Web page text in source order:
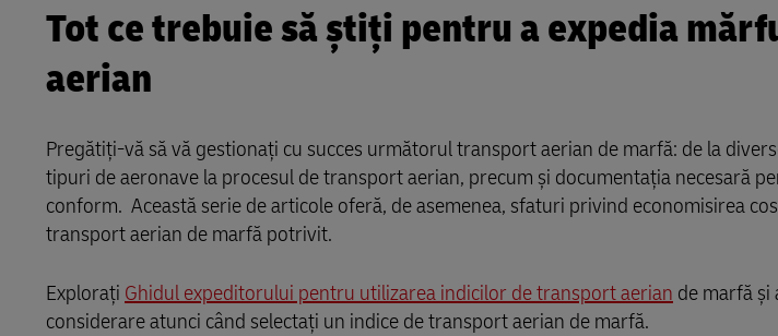
Tot ce trebuie să știți pentru a expedia
aerian
Pregătiți-vă să vă gestionați cu succes următorul transport aerian de marfă: de la
tipuri de aeronave la procesul de transport aerian, precum și documentația necesară
conform. Această serie de articole oferă, de asemenea, sfaturi privind economisirea
transport aerian de marfă potrivit.
Explorați Ghidul expeditorului pentru utilizarea indicilor de transport aerian de marfă și
considerare atunci când selectați un indice de transport aerian de marfă.